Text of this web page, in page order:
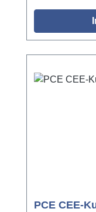
PCE CEE-